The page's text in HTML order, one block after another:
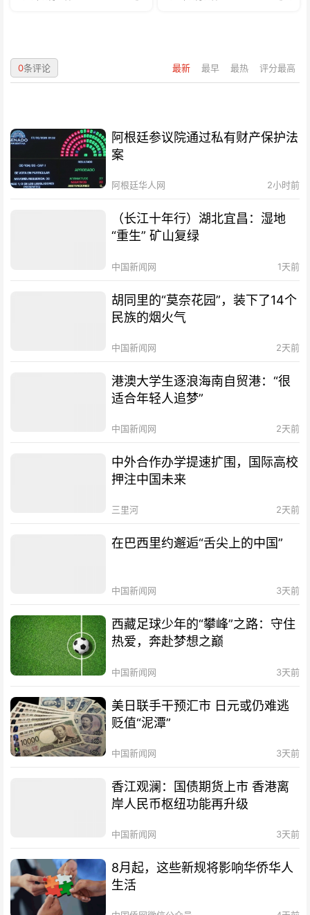
最新 最早 最热 评分最高
0条评论
阿根廷参议院通过私有财产保护法
案
阿根廷华人网 2小时前
（长江十年行）湖北宜昌：湿地
“重生” 矿山复绿
中国新闻网 1天前
胡同里的“莫奈花园”，装下了14个
民族的烟火气
中国新闻网 2天前
港澳大学生逐浪海南自贸港：“很
适合年轻人追梦”
中国新闻网 2天前
中外合作办学提速扩围，国际高校
押注中国未来
三里河 2天前
在巴西里约邂逅“舌尖上的中国”
中国新闻网 3天前
西藏足球少年的“攀峰”之路：守住
热爱，奔赴梦想之巅
中国新闻网 3天前
美日联手干预汇市 日元或仍难逃
贬值“泥潭”
中国新闻网 3天前
香江观澜：国债期货上市 香港离
岸人民币枢纽功能再升级
中国新闻网 3天前
8月起，这些新规将影响华侨华人
生活